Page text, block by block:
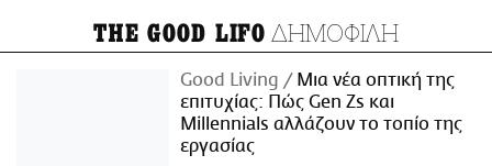
THE GOOD LIFO ΔΗΜΟΦΙΛΗ
Good Living
Μια νέα οπτική της
επιτυχίας: Πώς Gen Zs και
Millennials αλλάζουν το τοπίο της
εργασίας